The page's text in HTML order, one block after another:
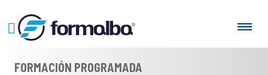
FORMACIÓN PROGRAMADA